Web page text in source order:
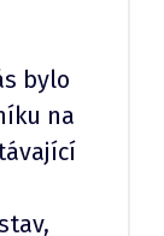
bylo
na